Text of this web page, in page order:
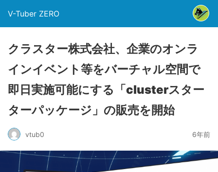
V-Tuber ZERO
クラスター株式会社、企業のオンラ
インイベント等をバーチャル空間で
即日実施可能にする「clusterスター
ターパッケージ」の販売を開始
vtub0 6年前